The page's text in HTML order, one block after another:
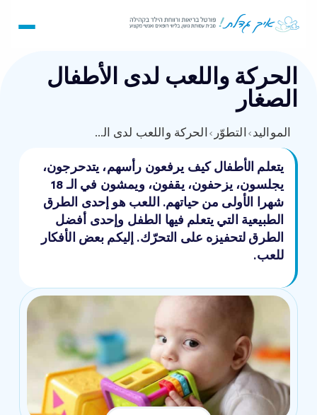
الحركة واللعب لدى الأطفال
الصغار
المواليد›التطوّر › الحركة واللعب لدى الأطفال الصغار
يتعلم الأطفال كيف يرفعون رأسهم، يتدحرجون،
يجلسون، يزحفون، يقفون، ويمشون في الـ 18
شهرا الأولى من حياتهم. اللعب هو إحدى الطرق
الطبيعية التي يتعلم فيها الطفل وإحدى أفضل
الطرق لتحفيزه على التحرّك. إليكم بعض الأفكار
للعب.